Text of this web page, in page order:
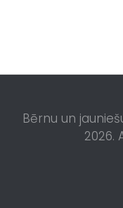
Bērnu un
2026.